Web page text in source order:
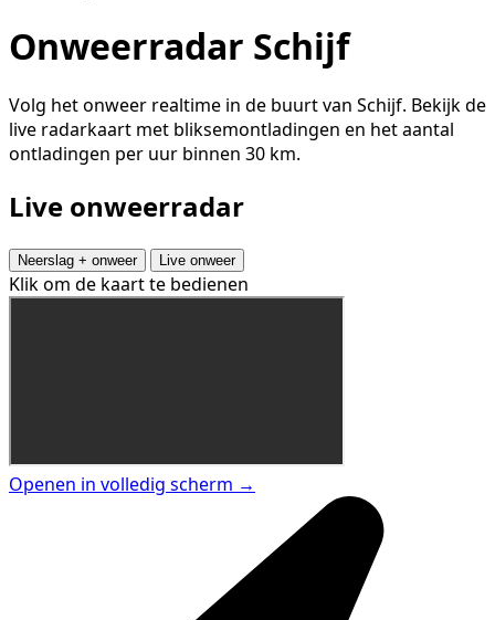
Onweerradar Schijf
Volg het onweer realtime in de buurt van Schijf. Bekijk de
live radarkaart met bliksemontladingen en het aantal
ontladingen per uur binnen 30 km.
Live onweerradar
Neerslag + onweer Live onweer
Klik om de kaart te bedienen
Openen in volledig scherm →